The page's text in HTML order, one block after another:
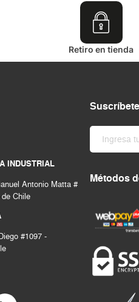
Retiro en tienda
INDUSTRIAL
Antonio Matta #
Chile
#1097 -
Métodos